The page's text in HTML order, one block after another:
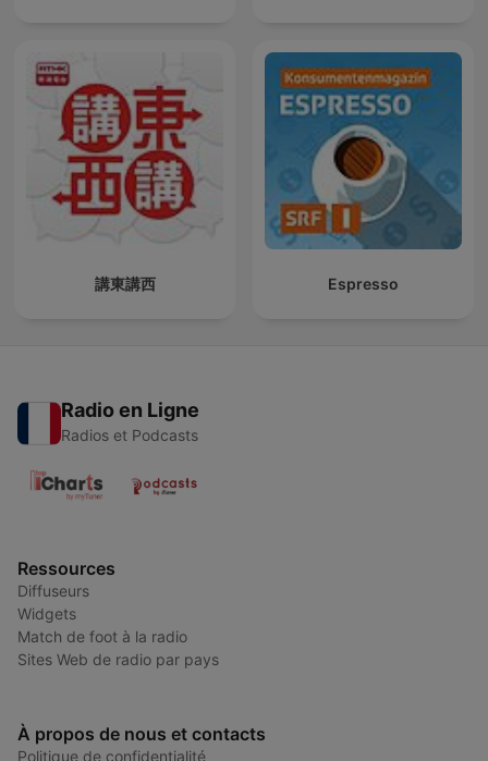
講東講西 Espresso
Radio en Ligne
Radios et Podcasts
Ressources
Diffuseurs
Widgets
Match de foot à la radio
Sites Web de radio par pays
À propos de nous et contacts
Politique de confidentialité